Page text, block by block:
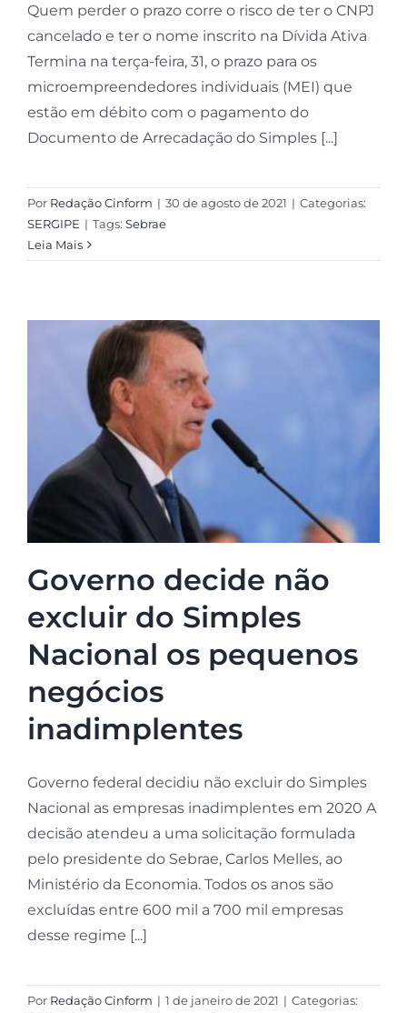
Quem perder o prazo corre o risco de ter o CNPJ
cancelado e ter o nome inscrito na Dívida Ativa
Termina na terça-feira, 31, o prazo para os
microempreendedores individuais (MEI) que
estão em débito com o pagamento do
Documento de Arrecadação do Simples [...]
Por Redação Cinform | 30 de agosto de 2021 | Categorias:
SERGIPE | Tags: Sebrae
Leia Mais
Governo decide não
excluir do Simples
Nacional os pequenos
negócios
inadimplentes
Governo federal decidiu não excluir do Simples
Nacional as empresas inadimplentes em 2020 A
decisão atendeu a uma solicitação formulada
pelo presidente do Sebrae, Carlos Melles, ao
Ministério da Economia. Todos os anos são
excluídas entre 600 mil a 700 mil empresas
desse regime [...]
Por Redação Cinform | 1 de janeiro de 2021 | Categorias: